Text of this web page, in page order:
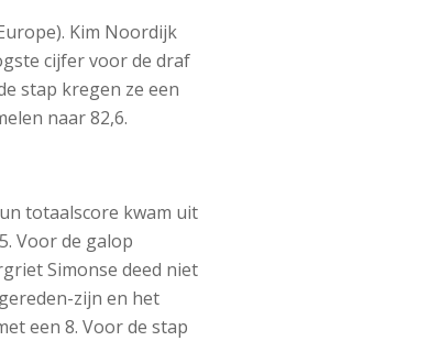
Kim Noordijk
cijfer voor de draf
stap kregen ze een
naar 82,6.
totaalscore kwam uit
Voor de galop
Simonse deed niet
zijn en het
een 8. Voor de stap